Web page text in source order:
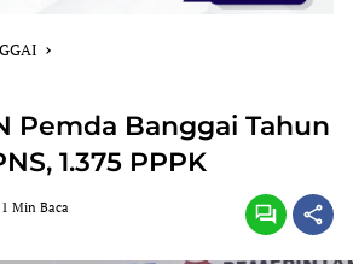
Pemda Banggai Tahun
1.375 PPPK
1 Min Baca